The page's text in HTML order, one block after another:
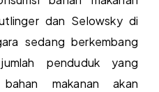
dan Selowsky di
sedang berkembang
penduduk yang
makanan akan